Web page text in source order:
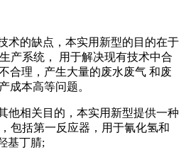
术的缺点，本实用新型的目的在于
产系统， 用于解决现有技术中合
合理，产生大量的废水废气 和废
成本高等问题。
他相关目的，本实用新型提供一种
包括第一反应器，用于氰化氢和
基丁腈;